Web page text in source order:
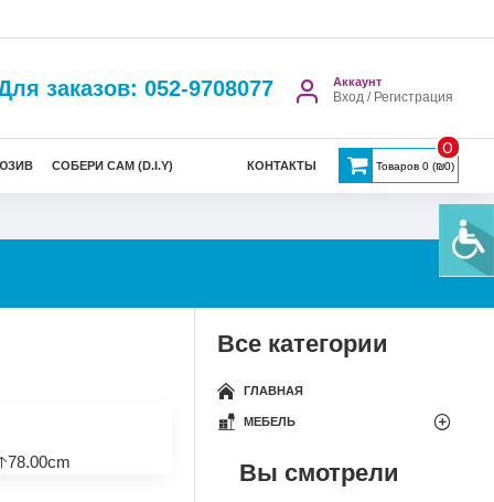
заказов: 052-9708077 Аккаунт
Вход / Регистрация
СОБЕРИ САМ (D.I.Y) КОНТАКТЫ Товаров 0 (₪0)
0
Все категории
ГЛАВНАЯ
МЕБЕЛЬ
Вы смотрели